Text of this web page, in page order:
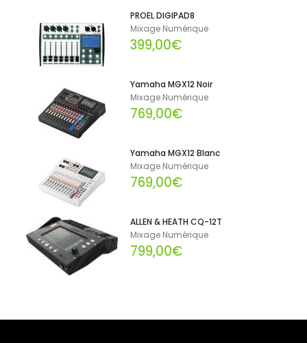
PROEL DIGIPAD8
Mixage Numérique
399,00€
Yamaha MGX12 Noir
Mixage Numérique
769,00€
Yamaha MGX12 Blanc
Mixage Numérique
769,00€
ALLEN & HEATH CQ-12T
Mixage Numérique
799,00€